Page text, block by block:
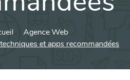
Agence Web
et apps recommandées